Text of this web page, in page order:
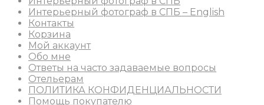
Интерьерный фотограф в СПБ – English
Контакты
Корзина
Мой аккаунт
Обо мне
Ответы на часто задаваемые вопросы
Отельерам
ПОЛИТИКА КОНФИДЕНЦИАЛЬНОСТИ
Помощь покупателю